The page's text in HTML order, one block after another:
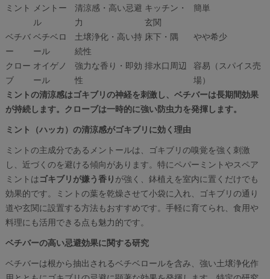
ミント メントー
ル
清涼感・高い忌避
力
キッチン・
玄関
簡単
ベチバ
ー
ベチベロ
ール
土壌浄化・高い持
続性
床下・隅 やや希少
クロー
ブ
オイゲノ
ール
強力な香り・即効
性
排水口周辺
容易（スパイス売
場）
ミントの清涼感はゴキブリの神経を刺激し、ベチバーは長期間効果
が持続します。クローブは一時的に強い防虫力を発揮します。
ミント（ハッカ）の清涼感がゴキブリに効く理由
ミントの主成分であるメントールは、ゴキブリの嗅覚を強く刺激
し、近づくのを避ける傾向があります。特にペパーミントやスペア
ミントはゴキブリが嫌う香り が強く、鉢植えを室内に置くだけでも
効果的です。ミントの葉を乾燥させて小袋に入れ、ゴキブリの通り
道や玄関に設置する方法もおすすめです。手軽に育てられ、食用や
料理にも活用できる点も魅力的です。
ベチバーの高い忌避効果に関する研究
ベチバーは根から抽出されるベチベロールを含み、強い土壌浄化作